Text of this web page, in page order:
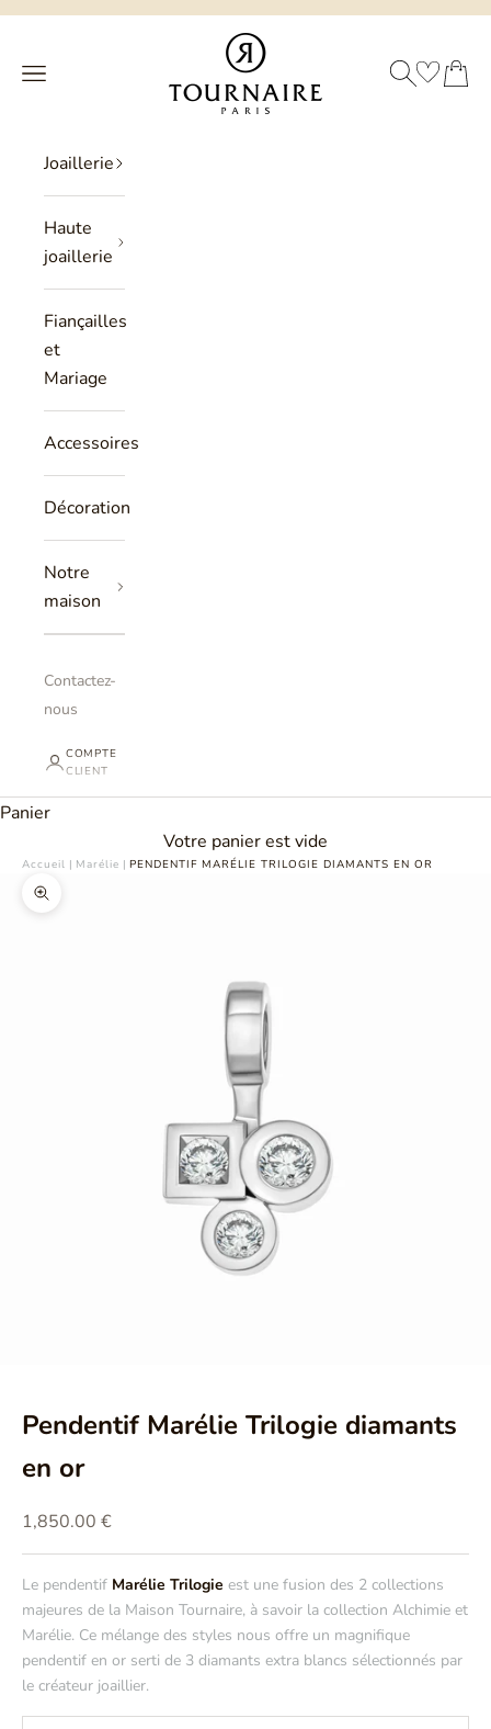
Passer au contenu
Philippe Tournaire
Menu
RECHERCHEPANIER
Joaillerie
Haute
joaillerie
Fiançailles
et
Mariage
Accessoires
Décoration
Notre
maison
Contactez-
nous
COMPTE
CLIENT
Panier
Votre panier est vide
Accueil | Marélie | PENDENTIF MARÉLIE TRILOGIE DIAMANTS EN OR
Zoomer sur l'image
Pendentif Marélie Trilogie diamants
en or
Prix de vente
1,850.00 €
Le pendentif Marélie Trilogie est une fusion des 2 collections
majeures de la Maison Tournaire, à savoir la collection Alchimie et
Marélie. Ce mélange des styles nous offre un magnifique
pendentif en or serti de 3 diamants extra blancs sélectionnés par
le créateur joaillier.